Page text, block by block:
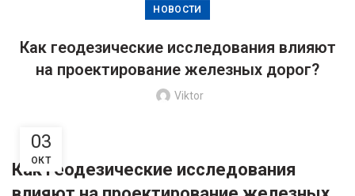
НОВОСТИ
Как геодезические исследования влияют
на проектирование железных дорог?
Viktor
03
ОКТ
Как геодезические исследования